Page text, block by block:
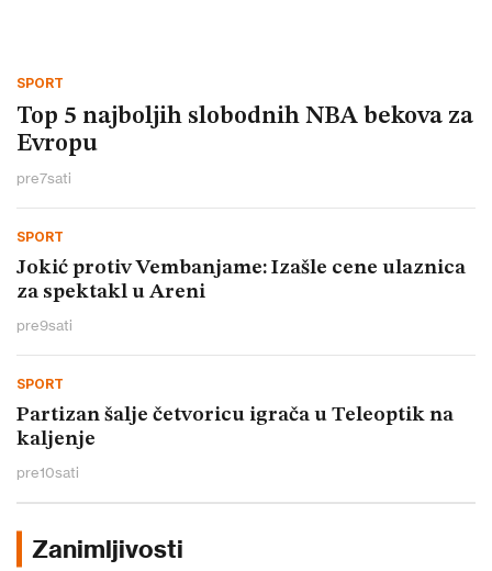
SPORT
Top 5 najboljih slobodnih NBA bekova za
Evropu
pre7sati
SPORT
Jokić protiv Vembanjame: Izašle cene ulaznica
za spektakl u Areni
pre9sati
SPORT
Partizan šalje četvoricu igrača u Teleoptik na
kaljenje
pre10sati
Zanimljivosti